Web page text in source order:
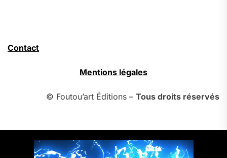
Contact
Mentions légales
© Foutou’art Éditions – Tous droits réservés